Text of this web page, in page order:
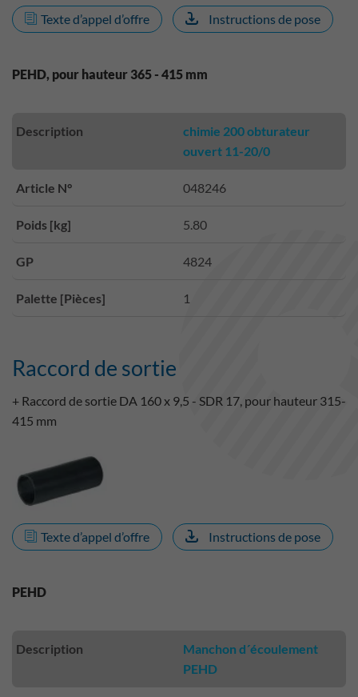
Texte d’appel d’offre Instructions de pose
PEHD, pour hauteur 365 - 415 mm
Description
chimie 200 obturateur
ouvert 11-20/0
Article N° 048246
Poids [kg] 5.80
GP 4824
Palette [Pièces] 1
Raccord de sortie
+ Raccord de sortie DA 160 x 9,5 - SDR 17, pour hauteur 315-
415 mm
Texte d’appel d’offre Instructions de pose
PEHD
Description
Manchon d´écoulement
PEHD